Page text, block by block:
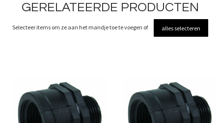
GERELATEERDE PRODUCTEN
Selecteer items om ze aan het mandje toe te voegen of alles selecteren